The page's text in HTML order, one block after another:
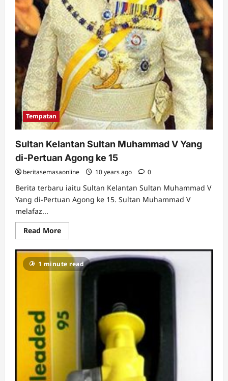
Tempatan
Sultan Kelantan Sultan Muhammad V Yang
di-Pertuan Agong ke 15
beritasemasaonline 10 years ago 0
Berita terbaru iaitu Sultan Kelantan Sultan Muhammad V
Yang di-Pertuan Agong ke 15. Sultan Muhammad V
melafaz...
Read MoreRead
more
Sultan
Kelantan
Sultan
Muhammad
Agong
ke
15
1 minute read